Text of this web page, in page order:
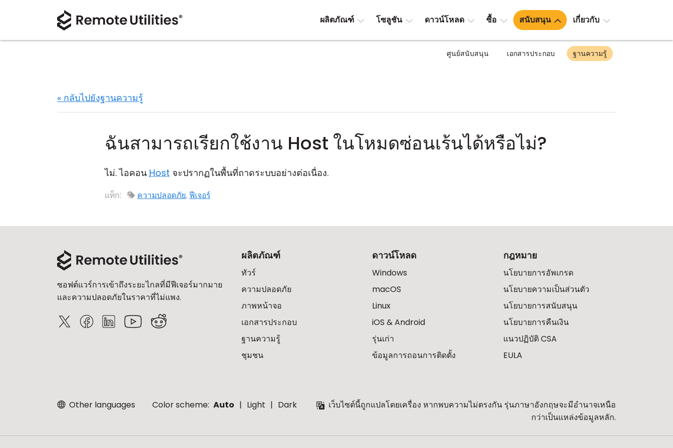
ผลิตภัณฑ์ โซลูชัน ดาวน์โหลด ซื้อ สนับสนุน เกี่ยวกับ
ศูนย์สนับสนุน เอกสารประกอบ ฐานความรู้
« กลับไปยังฐานความรู้
ฉันสามารถเรียกใช้งาน Host ในโหมดซ่อนเร้นได้หรือไม่?
ไม่. ไอคอน Host จะปรากฏในพื้นที่ถาดระบบอย่างต่อเนื่อง.
แท็ก: ความปลอดภัย,ฟีเจอร์
ซอฟต์แวร์การเข้าถึงระยะไกลที่มีฟีเจอร์มากมาย
และความปลอดภัยในราคาที่ไม่แพง.
ผลิตภัณฑ์
ทัวร์
ความปลอดภัย
ภาพหน้าจอ
เอกสารประกอบ
ฐานความรู้
ชุมชน
ดาวน์โหลด
Windows
macOS
Linux
iOS & Android
รุ่นเก่า
ข้อมูลการถอนการติดตั้ง
กฎหมาย
นโยบายการอัพเกรด
นโยบายความเป็นส่วนตัว
นโยบายการสนับสนุน
นโยบายการคืนเงิน
แนวปฏิบัติ CSA
EULA
Other languages Color scheme: Auto Light Dark
เว็บไซต์นี้ถูกแปลโดยเครื่อง หากพบความไม่ตรงกัน รุ่นภาษาอังกฤษจะมีอำนาจเหนือ
กว่าเป็นแหล่งข้อมูลหลัก.